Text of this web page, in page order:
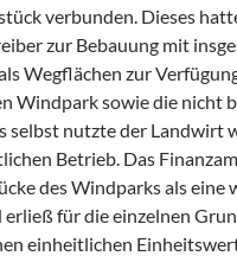
verbunden. Dieses
zur Bebauung mit
Wegflächen zur
Windpark sowie die nicht
selbst nutzte der Landwirt
Betrieb. Das
des Windparks als eine
erließ für die einzelnen
einheitlichen